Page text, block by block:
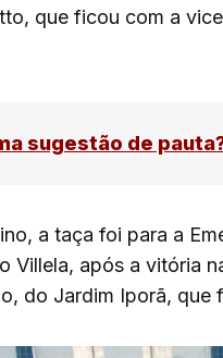
que ficou com a
sugestão de
a taça foi para a
Villela, após a vitória
do Jardim Iporã, que